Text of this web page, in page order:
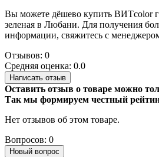
Вы можете дёшево купить ВИТcolor
зеленая в Любани. Для получения
информации, свяжитесь с
Отзывов: 0
Средняя оценка: 0.0
Написать отзыв
Оставить отзыв о товаре можно
Так мы формируем честный
Нет отзывов об этом товаре.
Вопросов: 0
Новый вопрос